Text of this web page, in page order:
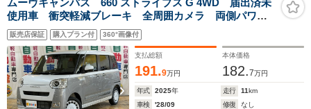
使用車 衝突軽減ブレーキ 全周囲カメラ 両側パワー
スライドドア シートヒーター LEDヘッドライト 誤
発進抑制装置 横滑り防止装置 障害物センサー 盗難
防止装置 アイドリングストップ エアコン
販売店保証 購入プラン付 360°画像付
支払総額
191.9万円
本体価格
182.7万円
年式 2025年 走行 11km
車検
'28/09 修復
なし